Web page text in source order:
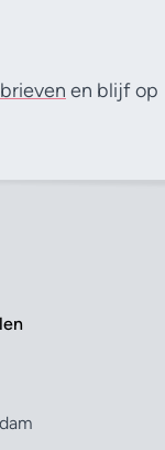
en blijf op